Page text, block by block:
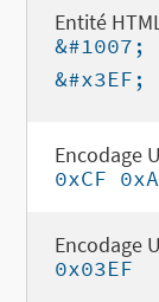
Entité
&#1007;
&#x3EF;
Encodage
0xCF
Encodage
0x03EF